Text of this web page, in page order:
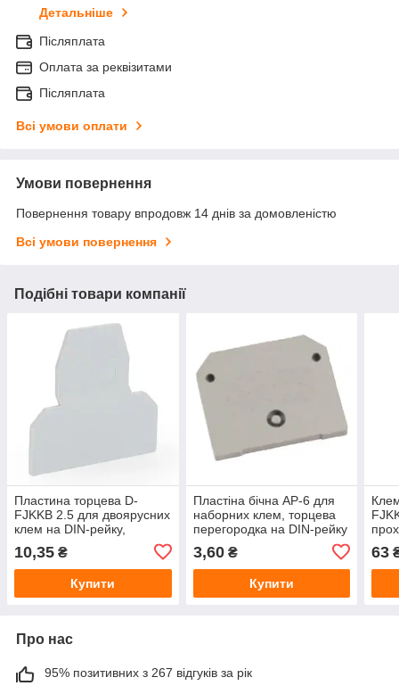
Детальніше
Післяплата
Оплата за реквізитами
Післяплата
Всі умови оплати
Умови повернення
Повернення товару впродовж 14 днів за домовленістю
Всі умови повернення
Подібні товари компанії
Пластина торцева D-
FJKKB 2.5 для двоярусних
клем на DIN-рейку,
кінцева перегородка для
клемних колодок
10,35 ₴
Купити
Пластіна бічна AP-6 для
наборних клем, торцева
перегородка на DIN-рейку
3,60₴
Купити
63
Про нас
95% позитивних з 267 відгуків за рік